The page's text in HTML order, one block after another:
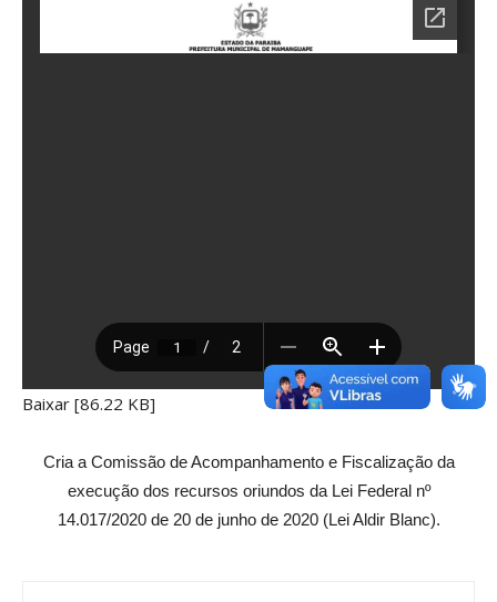
Baixar [86.22 KB]
Cria a Comissão de Acompanhamento e Fiscalização da
execução dos recursos oriundos da Lei Federal nº
14.017/2020 de 20 de junho de 2020 (Lei Aldir Blanc).